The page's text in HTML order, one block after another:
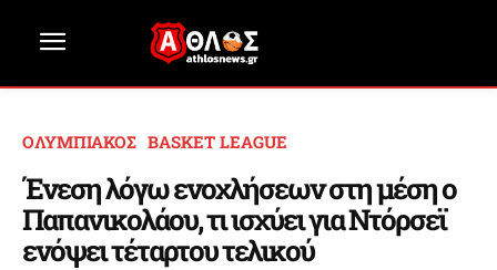
ΟΛΥΜΠΙΑΚΟΣ BASKET LEAGUE
Ένεση λόγω ενοχλήσεων στη μέση ο
Παπανικολάου, τι ισχύει για Ντόρσεϊ
ενόψει τέταρτου τελικού